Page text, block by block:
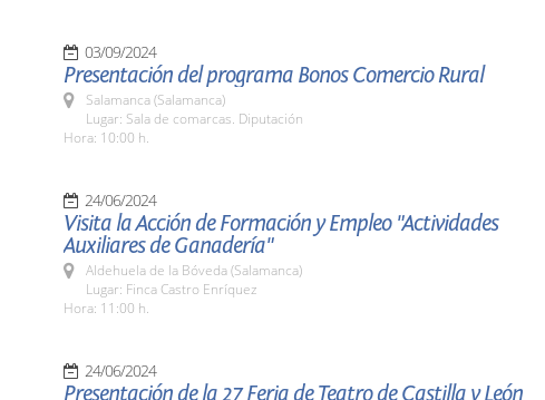
03/09/2024
Presentación del programa Bonos Comercio Rural
Salamanca (Salamanca)
Lugar: Sala de comarcas. Diputación
Hora: 10:00 h.
24/06/2024
Visita la Acción de Formación y Empleo "Actividades
Auxiliares de Ganadería"
Aldehuela de la Bóveda (Salamanca)
Lugar: Finca Castro Enríquez
Hora: 11:00 h.
24/06/2024
Presentación de la 27 Feria de Teatro de Castilla y León